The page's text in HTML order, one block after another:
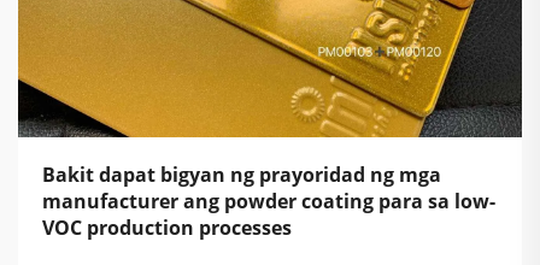
Bakit dapat bigyan ng prayoridad ng mga
manufacturer ang powder coating para sa low-
VOC production processes